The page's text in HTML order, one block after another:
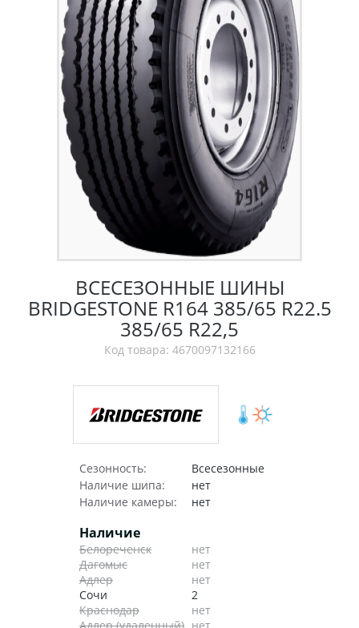
ВСЕСЕЗОННЫЕ ШИНЫ
BRIDGESTONE R164 385/65 R22.5
385/65 R22,5
Код товара: 4670097132166
Сезонность:
Всесезонные
Наличие шипа:
нет
Наличие камеры:
нет
Наличие
Белореченск
нет
Дагомыс
нет
Адлер
нет
Сочи
2
Краснодар
нет